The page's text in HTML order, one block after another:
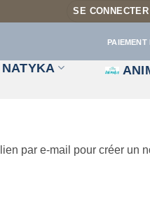
SE
PAIEMENT
NATYKA
par e-mail pour créer un